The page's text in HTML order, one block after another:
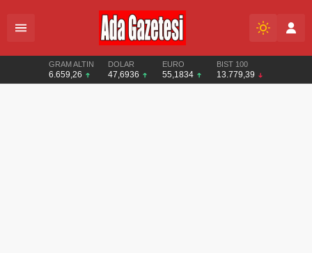
GRAM ALTIN
6.659,26
DOLAR
47,6936
EURO
55,1834
BIST 100
13.779,39